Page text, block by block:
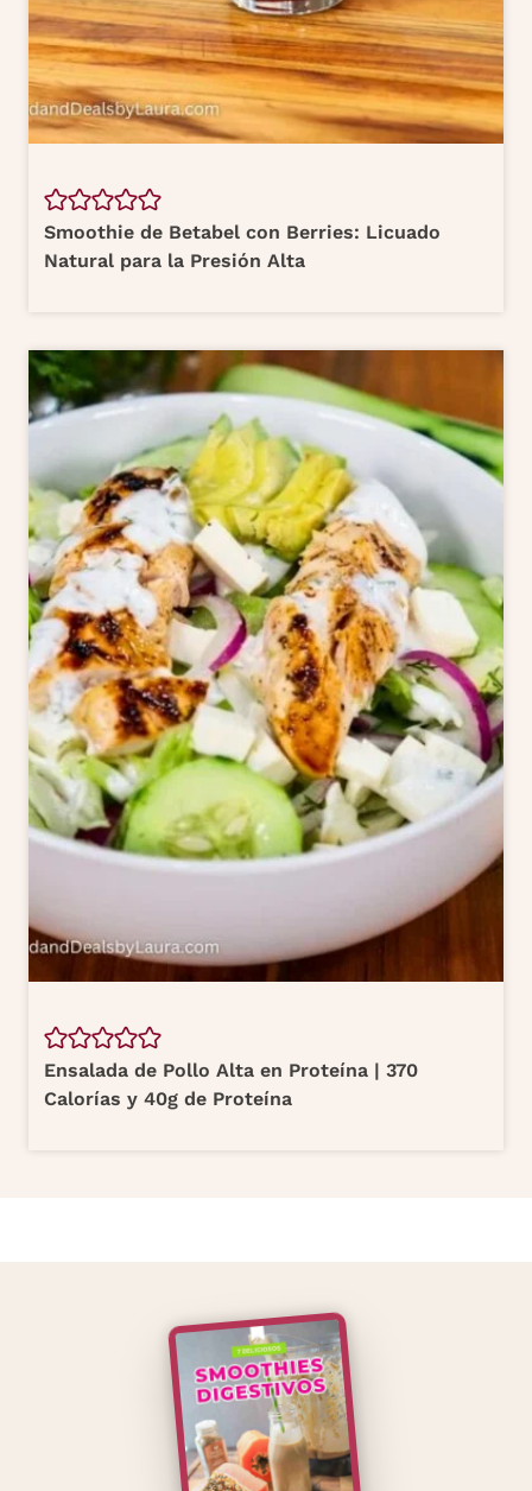
Smoothie de Betabel con Berries: Licuado
Natural para la Presión Alta
Ensalada de Pollo Alta en Proteína | 370
Calorías y 40g de Proteína